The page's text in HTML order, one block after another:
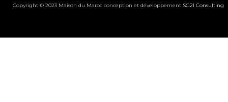
Copyright © 2023 Maison du Maroc conception et développement SG2I Consulting